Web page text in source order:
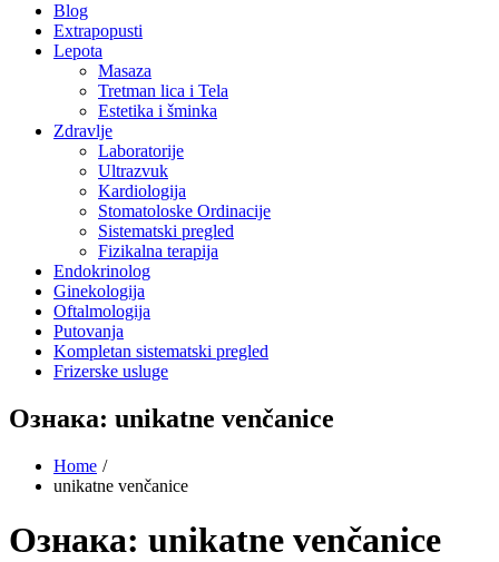
Blog
Extrapopusti
Lepota
Masaza
Tretman lica i Tela
Estetika i šminka
Zdravlje
Laboratorije
Ultrazvuk
Kardiologija
Stomatoloske Ordinacije
Sistematski pregled
Fizikalna terapija
Endokrinolog
Ginekologija
Oftalmologija
Putovanja
Kompletan sistematski pregled
Frizerske usluge
Ознака: unikatne venčanice
Home
unikatne venčanice
Ознака: unikatne venčanice